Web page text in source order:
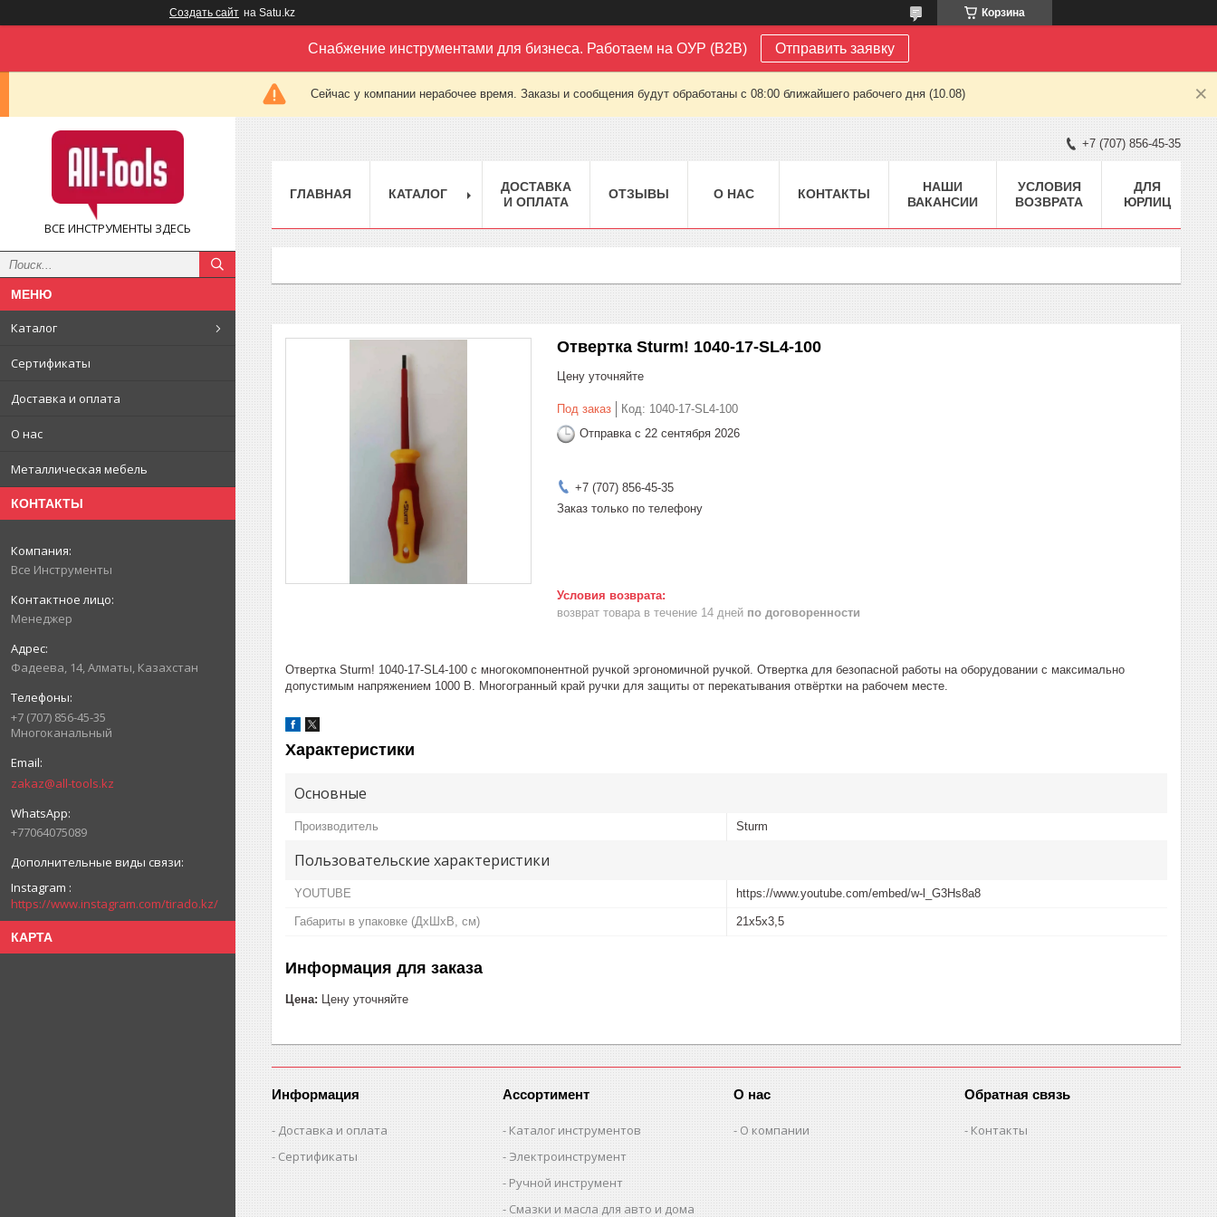
Создать сайт на Satu.kz Корзина
Снабжение инструментами для бизнеса. Работаем на ОУР (B2B) Отправить заявку
Сейчас у компании нерабочее время. Заказы и сообщения будут обработаны с 08:00 ближайшего рабочего дня (10.08)
ВСЕ ИНСТРУМЕНТЫ ЗДЕСЬ
Каталог
Сертификаты
Доставка и оплата
О нас
Металлическая мебель
КОНТАКТЫ
Все Инструменты
Менеджер
Фадеева, 14, Алматы, Казахстан
+7 (707) 856-45-35
Многоканальный
zakaz@all-tools.kz
+77064075089
Instagram
https://www.instagram.com/tirado.kz/
КАРТА
+7 (707) 856-45-35
ГЛАВНАЯ КАТАЛОГ
ДОСТАВКА
И ОПЛАТА
ОТЗЫВЫ О НАС КОНТАКТЫ
НАШИ
ВАКАНСИИ
УСЛОВИЯ
ВОЗВРАТА
ДЛЯ
ЮРЛИЦ
Отвертка Sturm! 1040-17-SL4-100
Цену уточняйте
Под заказ Код: 1040-17-SL4-100
Отправка с 22 сентября 2026
+7 (707) 856-45-35
Заказ только по телефону
возврат товара в течение 14 дней по договоренности
Отвертка Sturm! 1040-17-SL4-100 с многокомпонентной ручкой эргономичной ручкой. Отвертка для безопасной работы на оборудовании с максимально
допустимым напряжением 1000 В. Многогранный край ручки для защиты от перекатывания отвёртки на рабочем месте.
Характеристики
Основные
Производитель Sturm
Пользовательские характеристики
YOUTUBE https://www.youtube.com/embed/w-l_G3Hs8a8
Габариты в упаковке (ДхШхВ, см) 21x5x3,5
Информация для заказа
Цена: Цену уточняйте
Информация
Доставка и оплата
Сертификаты
Ассортимент
Каталог инструментов
Электроинструмент
Ручной инструмент
Смазки и масла для авто и дома
О нас
О компании
Обратная связь
Контакты